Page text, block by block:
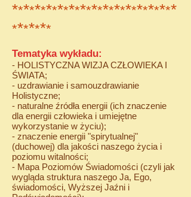
*****************************
*******
Tematyka wykładu:
- HOLISTYCZNA WIZJA CZŁOWIEKA I
ŚWIATA;
- uzdrawianie i samouzdrawianie
Holistyczne;
- naturalne źródła energii (ich znaczenie
dla energii człowieka i umiejętne
wykorzystanie w życiu);
- znaczenie energii "spirytualnej"
(duchowej) dla jakości naszego życia i
poziomu witalności;
- Mapa Poziomów Świadomości (czyli jak
wygląda struktura naszego Ja, Ego,
świadomości, Wyższej Jaźni i